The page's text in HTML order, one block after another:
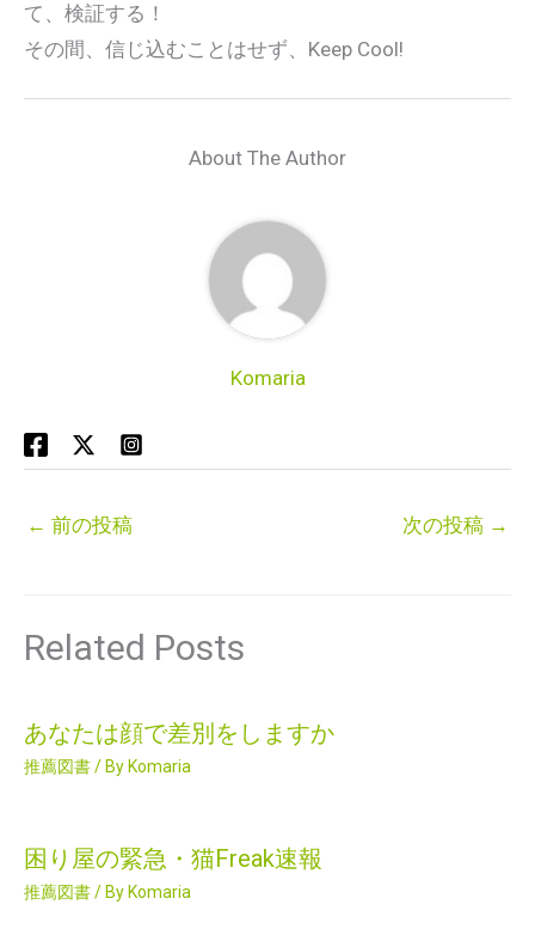
て、検証する！
その間、信じ込むことはせず、Keep Cool!
About The Author
Komaria
← 前の投稿 次の投稿 →
Related Posts
あなたは顔で差別をしますか
推薦図書/ ByKomaria
困り屋の緊急・猫Freak速報
推薦図書/ ByKomaria